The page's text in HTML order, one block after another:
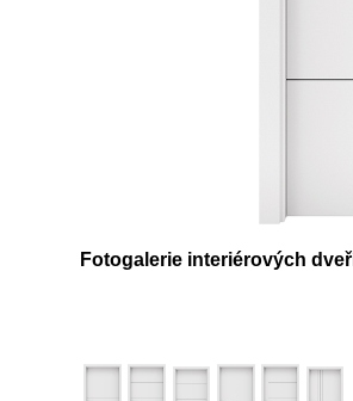
Fotogalerie interiérových